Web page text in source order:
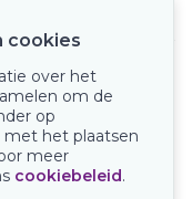
cookies
over het
om de
op
met het plaatsen
meer
cookiebeleid.